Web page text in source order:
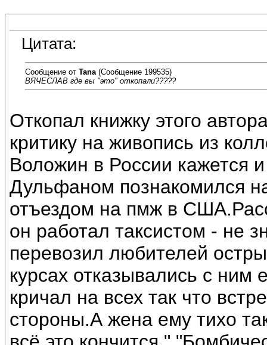
Цитата:
Сообщение от Tana (Сообщение 199535)
ВЯЧЕСЛАВ где вы "это" откопали?????
Откопал книжку этого
критику на живопись из
Воложин в России кажется
Дульфаном познакомился
отъездом на пмж в
он работал таксистом - не
перевозил любителей
курсах отказывались с ним
кричал на всех так что
стороны.А жена ему тихо